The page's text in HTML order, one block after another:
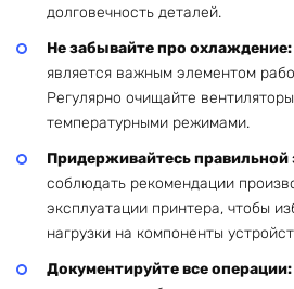
долговечность деталей.
Не забывайте про охлаждение:
является важным элементом
Регулярно очищайте
температурными режимами.
Придерживайтесь правильной
соблюдать рекомендации
эксплуатации принтера, чтобы
нагрузки на компоненты
Документируйте все операции: